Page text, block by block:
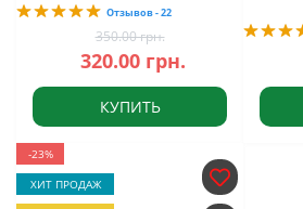
Отзывов - 22
350.00 грн.
320.00 грн.
КУПИТЬ
-23%
ХИТ ПРОДАЖ